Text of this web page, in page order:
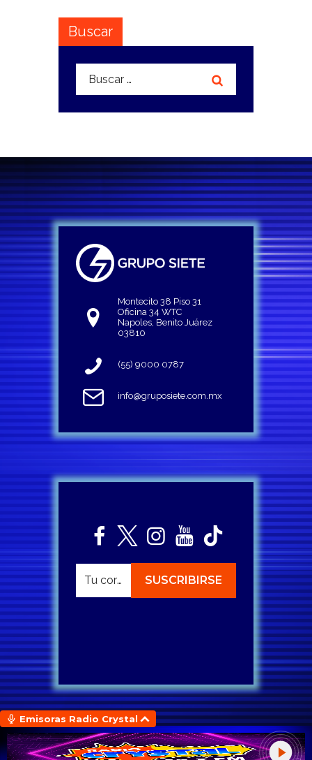
Buscar
Buscar:
Montecito 38 Piso 31
Oficina 34 WTC
Napoles, Benito Juárez
03810
(55) 9000 0787
info@gruposiete.com.mx
Emisoras Radio Crystal